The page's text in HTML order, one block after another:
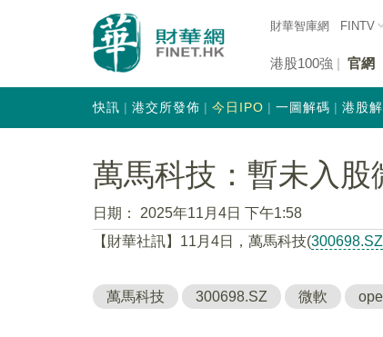
財華智庫網 FINTV
港股100強 官網
快訊 港交所發佈 今日IPO 一圖解碼 港股
萬馬科技：暫未入股
日期：
2025年11月4日 下午1:58
【財華社訊】11月4日，萬馬科技(300698.SZ
萬馬科技 300698.SZ 微軟